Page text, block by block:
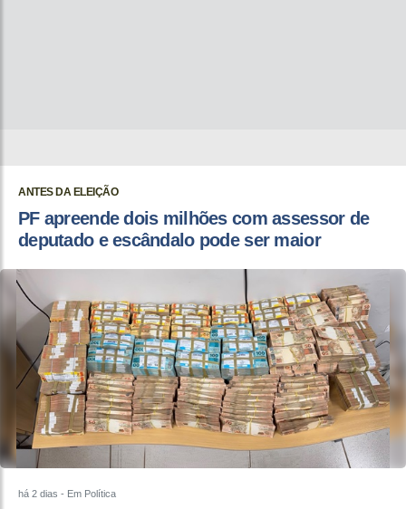
ANTES DA ELEIÇÃO
PF apreende dois milhões com assessor de
deputado e escândalo pode ser maior
há 2 dias - Em Política